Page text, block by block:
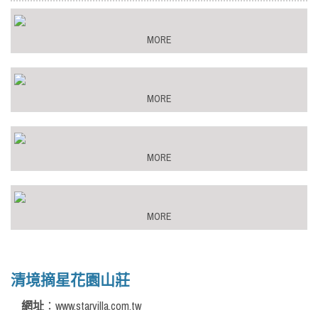
MORE
MORE
MORE
MORE
清境摘星花園山莊
網址 ：www.starvilla.com.tw